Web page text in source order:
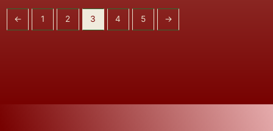
← 1 2 3 4 5 →